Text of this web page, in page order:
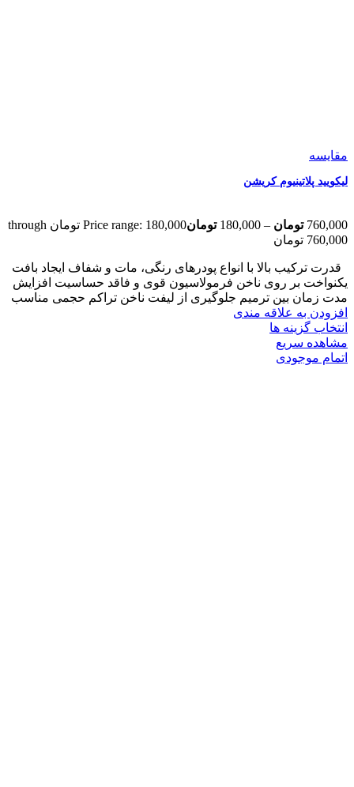
مقایسه
لیکویید پلاتینیوم کریشن
760,000 تومان –
180,000 تومان
Price range: 180,000 تومان through
760,000 تومان
قدرت ترکیب بالا با انواع پودرهای رنگی، مات و شفاف ایجاد بافت
یکنواخت بر روی ناخن فرمولاسیون قوی و فاقد حساسیت افزایش
مدت زمان بین ترمیم جلوگیری از لیفت ناخن تراکم حجمی مناسب
افزودن به علاقه مندی
انتخاب گزینه ها
مشاهده سریع
اتمام موجودی